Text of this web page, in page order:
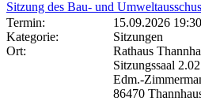
Sitzung des Bau- und
Termin:
15.09.2026
Kategorie:
Sitzungen
Ort:
Rathaus
Sitzungssaal 2.02
Edm.-
86470